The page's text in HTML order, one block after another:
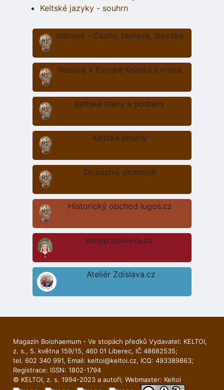
Keltské jazyky - souhrn
Keltové - Čechy, Morava, Slezsko
Keltové v Evropě Keltská Evropa
Keltské hlavy a postavy
Keltské kmeny
Druidství, druidové
Historický obchod lugos.cz
eshop.zdislava.cz
Ateliér Zdislava.cz
Magazín Boiohaemum - Ve stopách předků Vydavatel: KELTOI,
z. s., 5. května 159/15, 460 01 Liberec, IČ 48682535;
tel. 602 340 991, Email: keltoi@keltoi.cz, ICQ: 493389863;
Registrace: ISSN: 1802-1794
© KELTOI, z. s. 1994-2023 a autoři; Webmaster: Keltoi